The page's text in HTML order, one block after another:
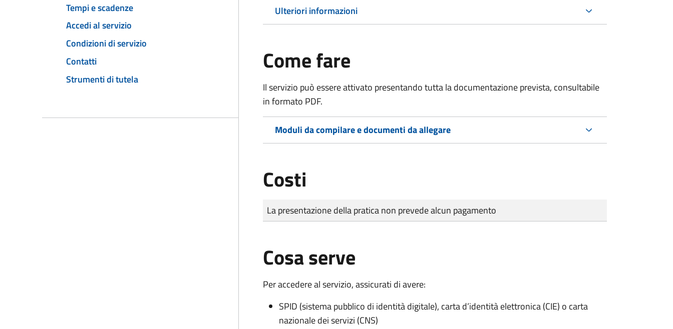
Tempi e scadenze
Accedi al servizio
Condizioni di servizio
Contatti
Strumenti di tutela
Ulteriori informazioni
Come fare
Il servizio può essere attivato presentando tutta la documentazione prevista, consultabile
in formato PDF.
Moduli da compilare e documenti da allegare
Costi
Tipo di pagamento
Importo
La presentazione della pratica non prevede alcun pagamento
Cosa serve
Per accedere al servizio, assicurati di avere:
SPID (sistema pubblico di identità digitale), carta d’identità elettronica (CIE) o carta
nazionale dei servizi (CNS)